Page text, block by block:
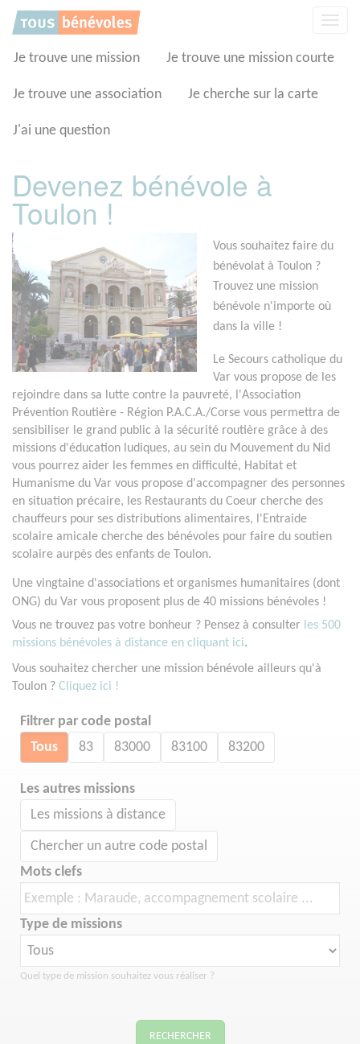
Je trouve une mission Je trouve une mission courte
Je trouve une association Je cherche sur la carte
J'ai une question
Devenez bénévole à
Toulon !
Vous souhaitez faire du
bénévolat à Toulon ?
Trouvez une mission
bénévole n'importe où
dans la ville !
Le Secours catholique du
Var vous propose de les
rejoindre dans sa lutte contre la pauvreté, l'Association
Prévention Routière - Région P.A.C.A./Corse vous permettra de
sensibiliser le grand public à la sécurité routière grâce à des
missions d'éducation ludiques, au sein du Mouvement du Nid
vous pourrez aider les femmes en difficulté, Habitat et
Humanisme du Var vous propose d'accompagner des personnes
en situation précaire, les Restaurants du Coeur cherche des
chauffeurs pour ses distributions alimentaires, l'Entraide
scolaire amicale cherche des bénévoles pour faire du soutien
scolaire aurpès des enfants de Toulon.
Une vingtaine d'associations et organismes humanitaires (dont
ONG) du Var vous proposent plus de 40 missions bénévoles !
Vous ne trouvez pas votre bonheur ? Pensez à consulter les 500
missions bénévoles à distance en cliquant ici.
Vous souhaitez chercher une mission bénévole ailleurs qu'à
Toulon ? Cliquez ici !
Filtrer par code postal
Tous 83 83000 83100 83200
Les autres missions
Les missions à distance
Chercher un autre code postal
Mots clefs
Type de missions
Quel type de mission souhaitez vous réaliser ?
RECHERCHER
Panneau de gestion des cookies